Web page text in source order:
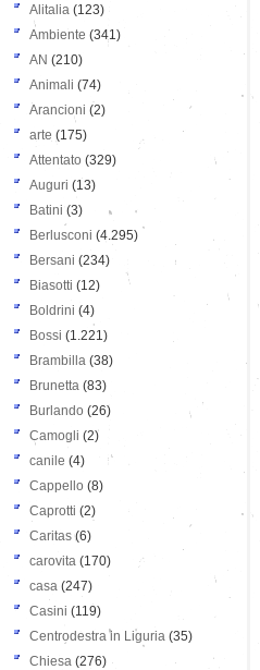
Alitalia (123)
Ambiente (341)
AN (210)
Animali (74)
Arancioni (2)
arte (175)
Attentato (329)
Auguri (13)
Batini (3)
Berlusconi (4.295)
Bersani (234)
Biasotti (12)
Boldrini (4)
Bossi (1.221)
Brambilla (38)
Brunetta (83)
Burlando (26)
Camogli (2)
canile (4)
Cappello (8)
Caprotti (2)
Caritas (6)
carovita (170)
casa (247)
Casini (119)
Centrodestra in Liguria (35)
Chiesa (276)